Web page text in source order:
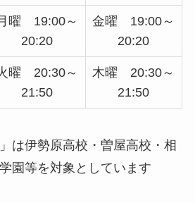
曜 19:00～
20:20
金曜 19:00～
20:20
曜 20:30～
21:50
木曜 20:30～
21:50
は伊勢原高校・曽屋高校・相
園等を対象としています